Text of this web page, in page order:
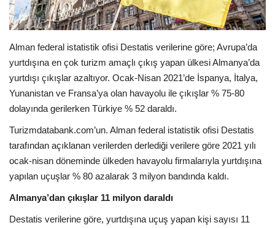
Lezzet Durakları
Röportajlar
Gezi - Yorum
Sizlerden Gelenler
Yorumlar
Video Tanıtım
Alman federal istatistik ofisi Destatis verilerine göre; Avrupa’da
yurtdışına en çok turizm amaçlı çıkış yapan ülkesi Almanya’da
yurtdışı çıkışlar azaltıyor. Ocak-Nisan 2021’de İspanya, İtalya,
Yunanistan ve Fransa’ya olan havayolu ile çıkışlar % 75-80
dolayında gerilerken Türkiye % 52 daraldı.
Turizmdatabank.com’un. Alman federal istatistik ofisi Destatis
tarafından açıklanan verilerden derlediği verilere göre 2021 yılı
ocak-nisan döneminde ülkeden havayolu firmalarıyla yurtdışına
yapılan uçuşlar % 80 azalarak 3 milyon bandında kaldı.
Almanya’dan çıkışlar 11 milyon daraldı
Destatis verilerine göre, yurtdışına uçuş yapan kişi sayısı 11